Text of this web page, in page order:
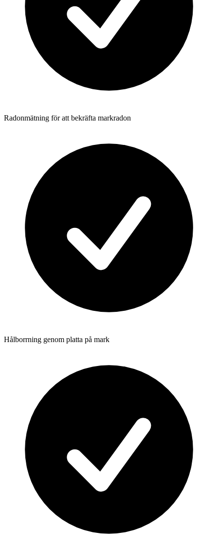
Radonmätning för att bekräfta markradon
Hålborrning genom platta på mark